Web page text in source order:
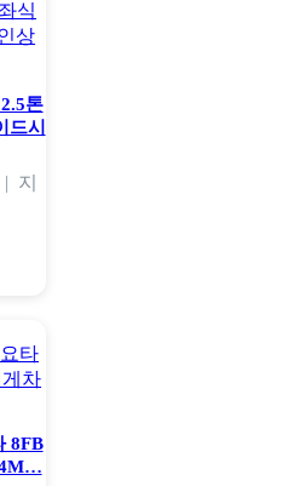
톤
드시
| 지
8FB
4M…